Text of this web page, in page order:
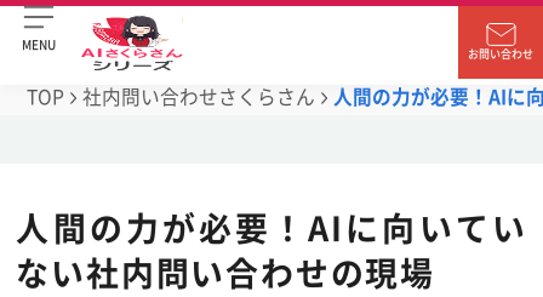
MENU
お問い合わせ
TOP 社内問い合わせさくらさん 人間の力が必要！AIに
人間の力が必要！AIに向いてい
ない社内問い合わせの現場